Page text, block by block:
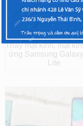
Thay mặt kính, mặt
ứng Samsung
Lite